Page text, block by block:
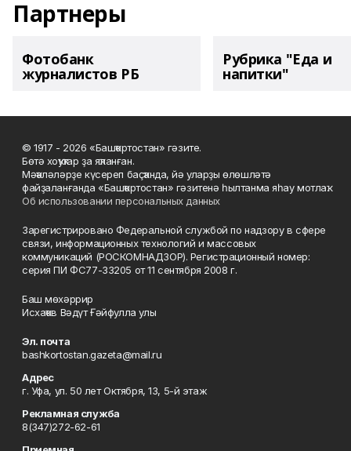
Партнеры
Фотобанк
журналистов РБ
Рубрика "Еда и
напитки"
© 1917 - 2026 «Башҡортостан» гәзите.
Бөтә хоҡуҡтар ҙа яҡланған.
Мәҡәләләрҙе күсереп баҫҡанда, йә уларҙы өлөшләтә
файҙаланғанда «Башҡортостан» гәзитенә һылтанма яһау мотлаҡ.
Об использовании персональных данных
Зарегистрировано Федеральной службой по надзору в сфере
связи, информационных технологий и массовых
коммуникаций (РОСКОМНАДЗОР). Регистрационный номер:
серия ПИ ФС77-33205 от 11 сентября 2008 г.
Баш мөхәррир
Исхаҡов Вәдүт Ғәйфулла улы
Эл. почта
bashkortostan.gazeta@mail.ru
Адрес
г. Уфа, ул. 50 лет Октября, 13, 5-й этаж
Рекламная служба
8(347)272-62-61